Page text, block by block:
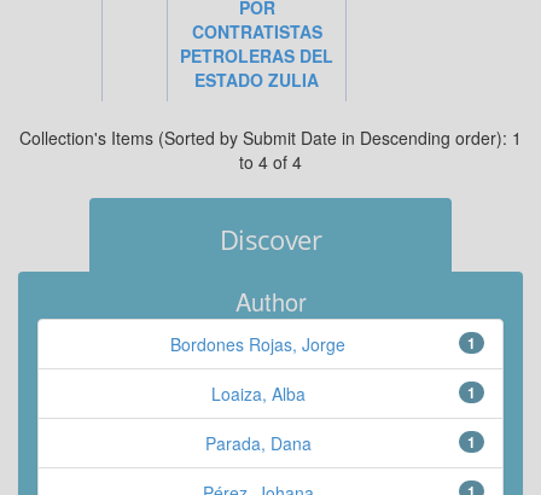
POR
CONTRATISTAS
PETROLERAS DEL
ESTADO ZULIA
Collection's Items (Sorted by Submit Date in Descending order): 1
to 4 of 4
Discover
Author
1
Bordones Rojas, Jorge
1
Loaiza, Alba
1
Parada, Dana